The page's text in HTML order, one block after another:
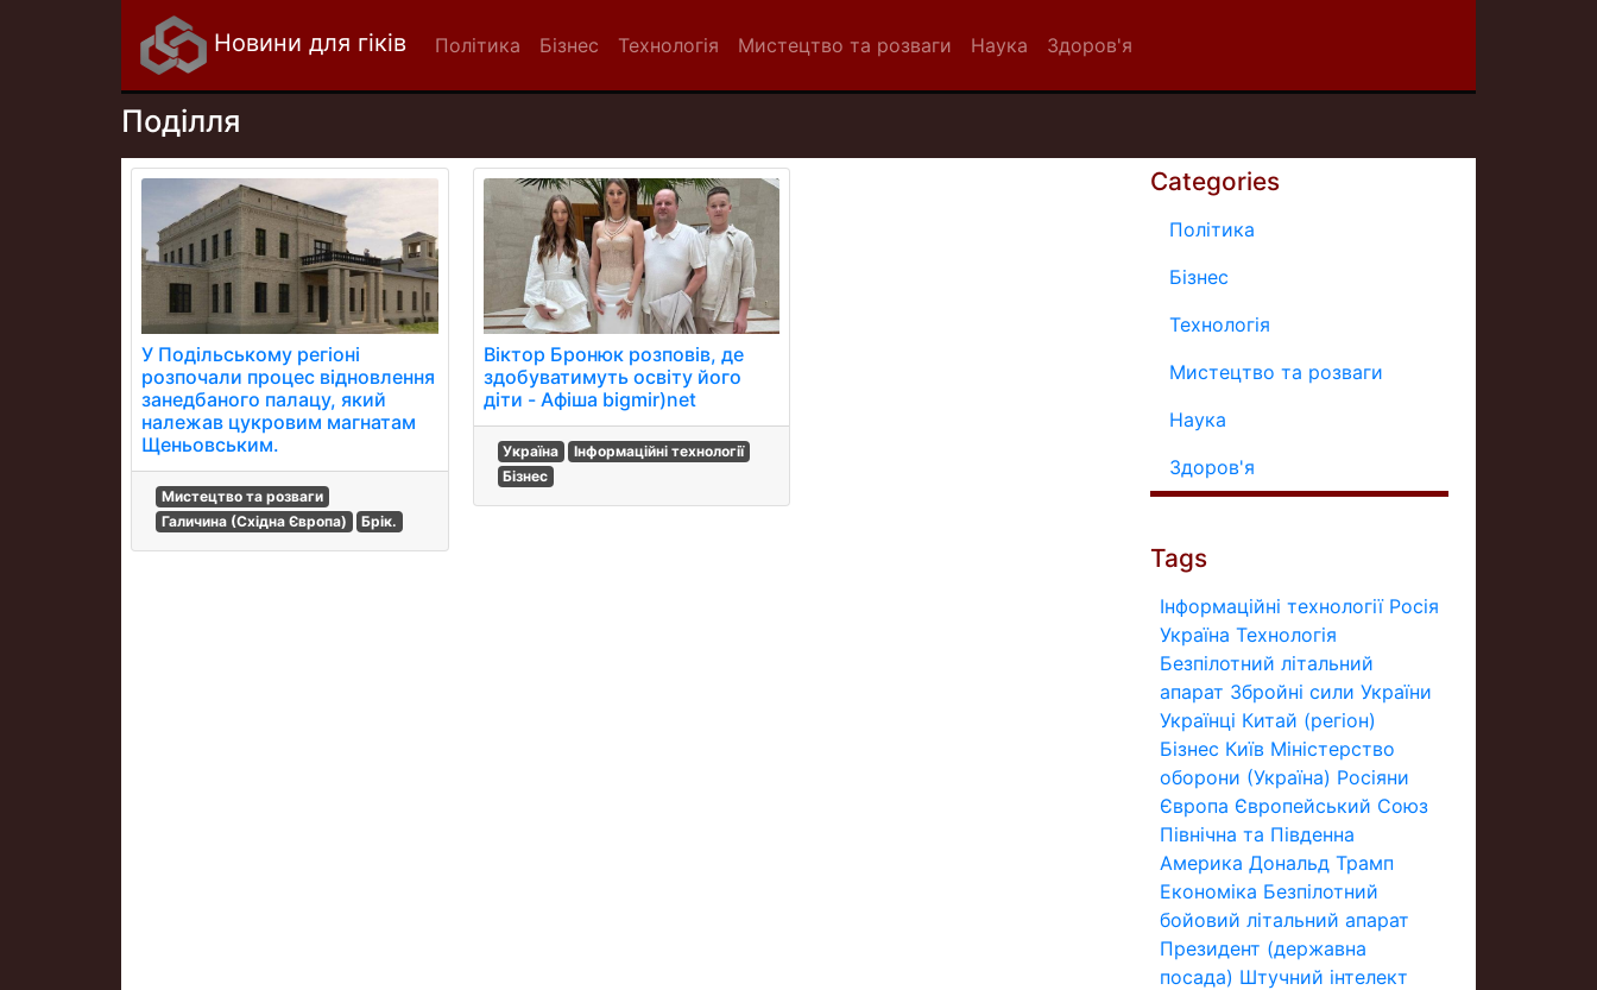
Новини для гіків Політика Бізнес Технологія Мистецтво та розваги Наука Здоров'я
Поділля
У Подільському регіоні
розпочали процес відновлення
занедбаного палацу, який
належав цукровим магнатам
Щеньовським.
Мистецтво та розваги
Галичина (Східна Європа)
Брік.
Віктор Бронюк розповів, де
здобуватимуть освіту його
діти - Афіша bigmir)net
Україна
Інформаційні технології
Бізнес
Categories
Політика
Бізнес
Технологія
Мистецтво та розваги
Наука
Здоров'я
Tags
Інформаційні технології Росія
Україна Технологія
Безпілотний літальний
апарат Збройні сили України
Українці Китай (регіон)
Бізнес Київ Міністерство
оборони (Україна) Росіяни
Європа Європейський Союз
Північна та Південна
Америка Дональд Трамп
Економіка Безпілотний
бойовий літальний апарат
Президент (державна
посада) Штучний інтелект